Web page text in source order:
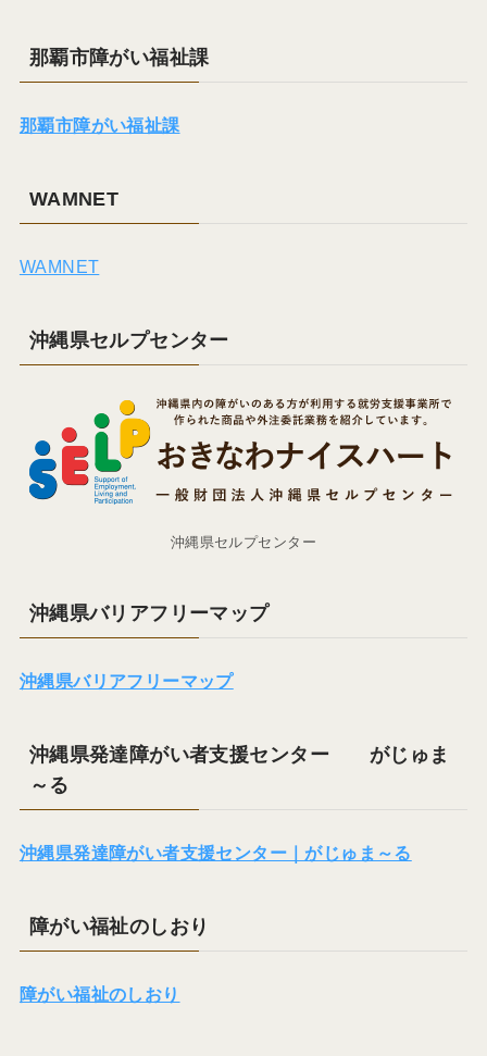
那覇市障がい福祉課
那覇市障がい福祉課
WAMNET
WAMNET
沖縄県セルプセンター
沖縄県セルプセンター
沖縄県バリアフリーマップ
沖縄県バリアフリーマップ
沖縄県発達障がい者支援センター がじゅま
～る
沖縄県発達障がい者支援センター｜がじゅま～る
障がい福祉のしおり
障がい福祉のしおり